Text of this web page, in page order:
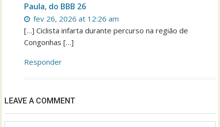
Paula, do BBB 26
fev 26, 2026 at 12:26 am
[…] Ciclista infarta durante percurso na região de
Congonhas […]
Responder
LEAVE A COMMENT